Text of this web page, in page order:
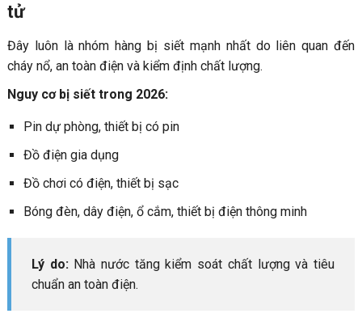
tử
Đây luôn là nhóm hàng bị siết mạnh nhất do liên quan đến
cháy nổ, an toàn điện và kiểm định chất lượng.
Nguy cơ bị siết trong 2026:
Pin dự phòng, thiết bị có pin
Đồ điện gia dụng
Đồ chơi có điện, thiết bị sạc
Bóng đèn, dây điện, ổ cắm, thiết bị điện thông minh
Lý do: Nhà nước tăng kiểm soát chất lượng và tiêu
chuẩn an toàn điện.